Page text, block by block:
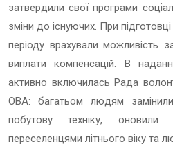
затвердили свої програми
зміни до існуючих. При
періоду врахували можливість
виплати компенсацій. В
активно включилась Рада
ОВА: багатьом людям
побутову техніку, оновили
переселенцями літнього віку та